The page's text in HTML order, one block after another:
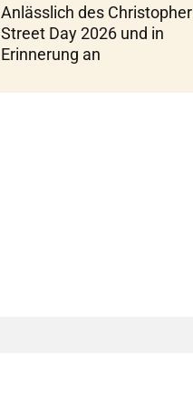
Anlässlich des Christopher
Street Day 2026 und in
Erinnerung an